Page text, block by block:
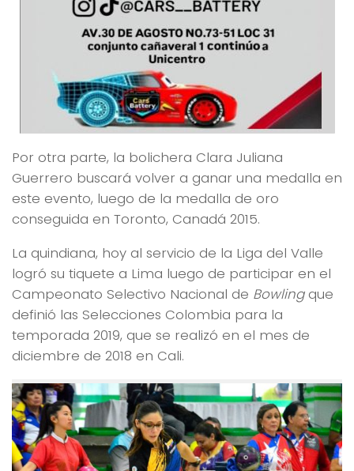
Por otra parte, la bolichera Clara Juliana
Guerrero buscará volver a ganar una medalla en
este evento, luego de la medalla de oro
conseguida en Toronto, Canadá 2015.
La quindiana, hoy al servicio de la Liga del Valle
logró su tiquete a Lima luego de participar en el
Campeonato Selectivo Nacional de Bowlingque
definió las Selecciones Colombia para la
temporada 2019, que se realizó en el mes de
diciembre de 2018 en Cali.